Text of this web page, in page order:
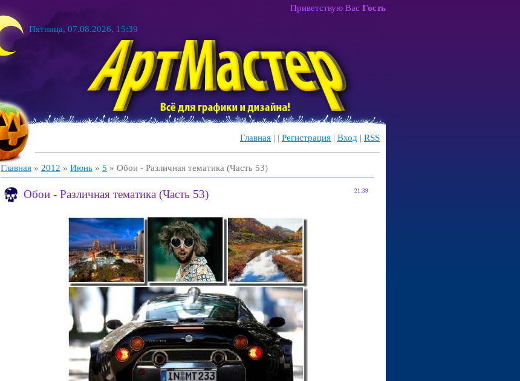
Пятница, 07.08.2026, 15:39
Приветствую Вас Гость
Главная | | Регистрация | Вход | RSS
Главная » 2012 » Июнь » 5 » Обои - Различная тематика (Часть 53)
21:39
Обои - Различная тематика (Часть 53)